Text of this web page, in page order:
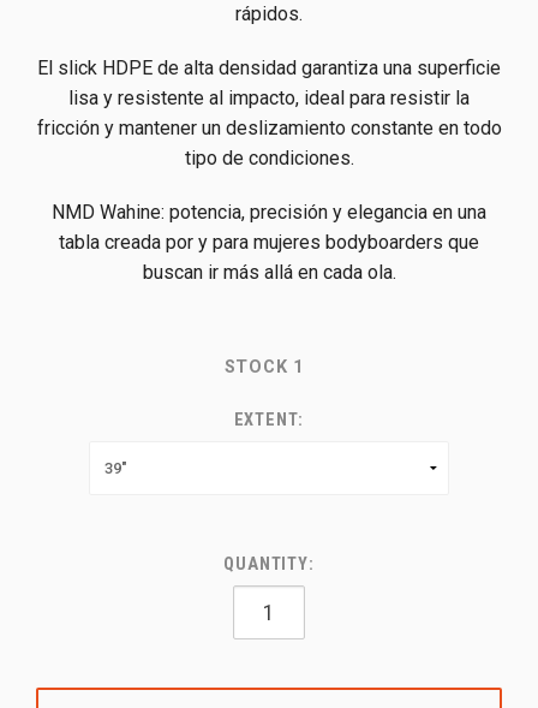
rápidos.
El slick HDPE de alta densidad garantiza una superficie
lisa y resistente al impacto, ideal para resistir la
fricción y mantener un deslizamiento constante en todo
tipo de condiciones.
NMD Wahine: potencia, precisión y elegancia en una
tabla creada por y para mujeres bodyboarders que
buscan ir más allá en cada ola.
STOCK 1
EXTENT:
QUANTITY: